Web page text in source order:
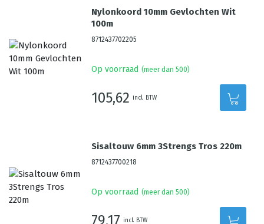
Nylonkoord 10mm Gevlochten Wit
100m
8712437702205
Op voorraad (meer dan 500)
105,62 incl. BTW
Sisaltouw 6mm 3Strengs Tros 220m
8712437700218
Op voorraad (meer dan 500)
79,17 incl. BTW